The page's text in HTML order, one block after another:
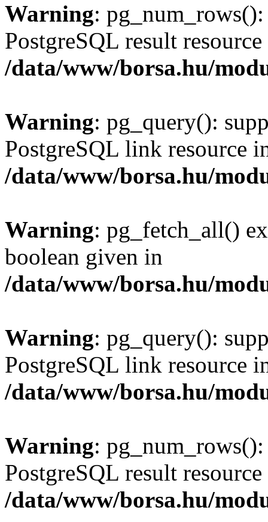
Warning:
PostgreSQL result
/data/www/borsa.hu/
Warning: pg_query():
PostgreSQL link resource
/data/www/borsa.hu/
Warning: pg_fetch_all()
boolean given in
/data/www/borsa.hu/
Warning: pg_query():
PostgreSQL link resource
/data/www/borsa.hu/
Warning:
PostgreSQL result
/data/www/borsa.hu/